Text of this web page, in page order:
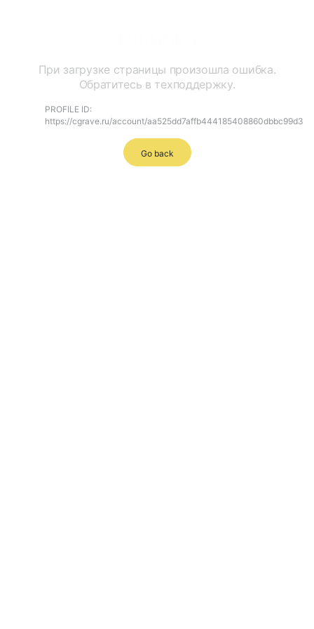
При загрузке страницы произошла ошибка.
Обратитесь в техподдержку.
PROFILE ID:
https://cgrave.ru/account/aa525dd7affb444185408860dbbc99d3
Go back